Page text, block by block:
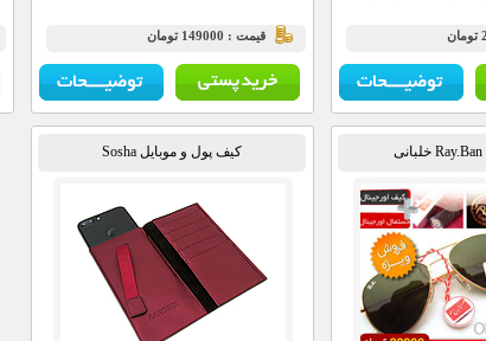
قيمت : 149000 تومان
کیف پول و موبایل Sosha